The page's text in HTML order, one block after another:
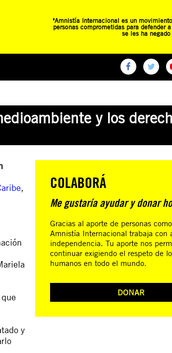
"Amnistía Internacional es un
personas comprometidas para defender
se les ha
y los
,
y
COLABORÁ
Me gustaría ayudar y donar
Gracias al aporte de personas
Amnistía Internacional trabaja con
independencia. Tu aporte nos
continuar exigiendo el respeto de
humanos en todo el mundo.
DONAR